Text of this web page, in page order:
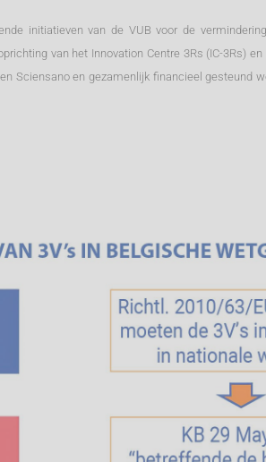
initiatieven van de VUB voor de
van het Innovation Centre 3Rs (IC-3Rs)
Sciensano en gezamenlijk financieel gesteund